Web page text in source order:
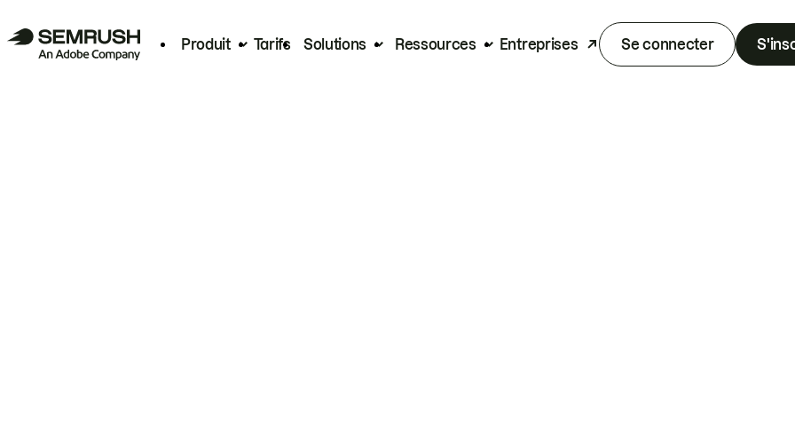
Produit Tarifs Solutions Ressources Entreprises Se connecter